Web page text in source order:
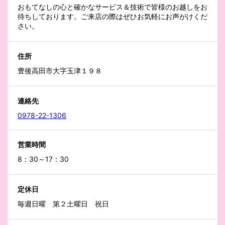
おもてなしの心と確かなサービス＆技術で皆様のお越しをお
待ちしております。ご来店の際はぜひお気軽にお声がけくだ
さい。
住所
豊後高田市大字玉津１９８
連絡先
0978-22-1306
営業時間
8：30～17：30
定休日
毎週日曜 第２土曜日 祝日